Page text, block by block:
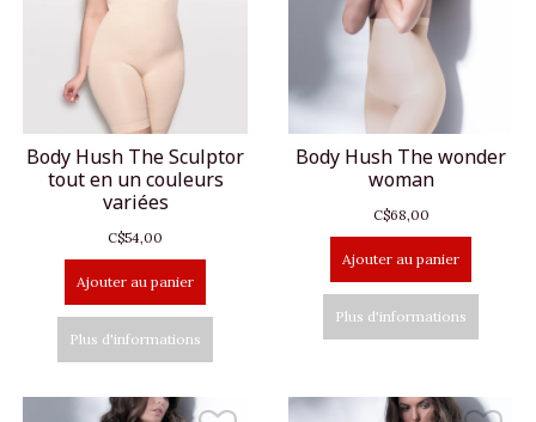
Body Hush The Sculptor
tout en un couleurs
variées
C$54,00
Ajouter au panier
Plus d'informations
Body Hush The wonder
woman
C$68,00
Ajouter au panier
Plus d'informations